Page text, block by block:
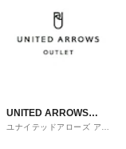
UNITED ARROWS
OUTLET
ユナイテッドアローズ アウ